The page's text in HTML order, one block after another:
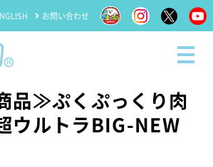
お問い合わせ
品≫ぷくぷっくり肉
ウルトラBIG-NEW